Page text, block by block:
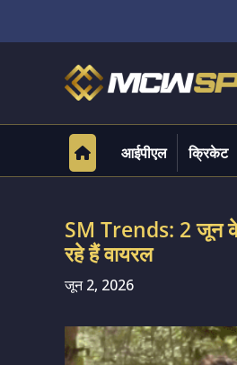
आईपीएल क्रिकेट
SM Trends: 2 जून के
रहे हैं वायरल
जून 2, 2026